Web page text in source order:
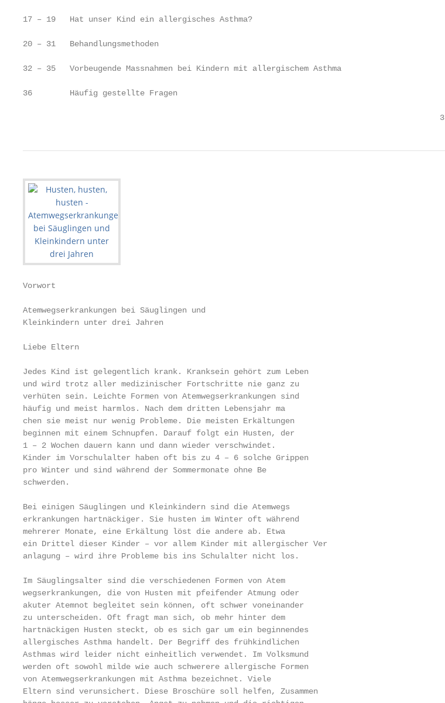
17 – 19   Hat unser Kind ein allergisches Asthma?
20 – 31   Behandlungsmethoden
32 – 35   Vorbeugende Massnahmen bei Kindern mit allergischem Asthma
36        Häufig gestellte Fragen
                                                                                         3
Vorwort
Atemwegserkrankungen bei Säuglingen und
Kleinkindern unter drei Jahren
Liebe Eltern
Jedes Kind ist gelegentlich krank. Kranksein gehört zum Leben
und wird trotz aller medizinischer Fortschritte nie ganz zu
verhüten sein. Leichte Formen von Atemwegserkrankungen sind
häufig und meist harmlos. Nach dem dritten Lebensjahr ma­
chen sie meist nur wenig Probleme. Die meisten Erkältungen
be­ginnen mit einem Schnupfen. Darauf folgt ein Husten, der
1 – 2 Wochen dauern kann und dann wieder verschwindet.
Kinder im Vorschulalter haben oft bis zu 4 – 6 solche Grippen
pro Winter und sind während der Sommermonate ohne Be­
schwerden.
Bei einigen Säuglingen und Kleinkindern sind die Atemwegs­
erkrankungen hartnäckiger. Sie husten im Winter oft während
mehrerer Monate, eine Erkältung löst die andere ab. Etwa
ein Drittel dieser Kinder – vor allem Kinder mit allergischer Ver­­
anlagung – wird ihre Probleme bis ins Schulalter nicht los.
Im Säuglingsalter sind die verschiedenen Formen von Atem­
wegs­erkrankungen, die von Husten mit pfeifender Atmung oder
akuter Atemnot begleitet sein können, oft schwer voneinander
zu unterscheiden. Oft fragt man sich, ob mehr hinter dem
hartnäckigen Husten steckt, ob es sich gar um ein beginnendes
allergisches Asthma handelt. Der Begriff des frühkindlichen
Asthmas wird leider nicht einheitlich verwendet. Im Volksmund
werden oft sowohl milde wie auch schwerere allergische Formen
von Atemwegserkrankungen mit Asthma bezeichnet. Viele
Eltern sind verunsichert. Diese Broschüre soll helfen, Zusammen­